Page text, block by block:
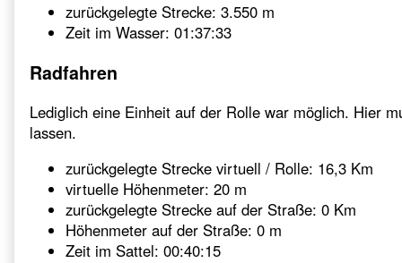
zurückgelegte Strecke: 3.550 m
Zeit im Wasser: 01:37:33
Radfahren
Lediglich eine Einheit auf der Rolle war möglich. Hier
lassen.
zurückgelegte Strecke virtuell / Rolle: 16,3 Km
virtuelle Höhenmeter: 20 m
zurückgelegte Strecke auf der Straße: 0 Km
Höhenmeter auf der Straße: 0 m
Zeit im Sattel: 00:40:15